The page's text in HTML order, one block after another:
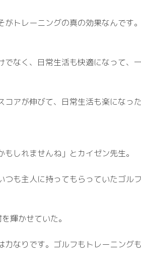
トレーニングの真の効果なんです
なく、日常生活も快適になって、
アが伸びて、日常生活も楽になっ
しれませんね」とカイゼン先生。
も主人に持ってもらっていたゴル
輝かせていた。
なりです。ゴルフもトレーニング